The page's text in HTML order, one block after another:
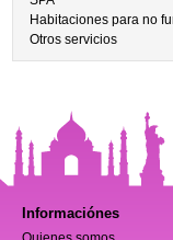
Habitaciones para no
Otros servicios
Informaciónes